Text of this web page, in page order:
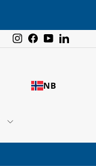
Instagram
Facebook
YouTube
NB